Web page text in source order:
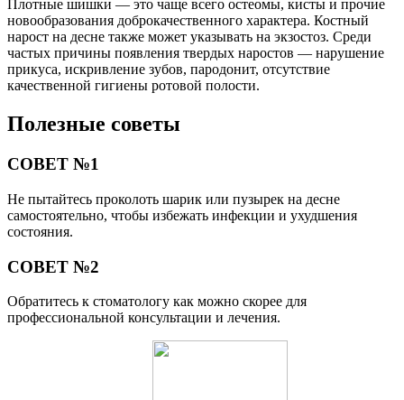
Плотные шишки — это чаще всего остеомы, кисты и прочие
новообразования доброкачественного характера. Костный
нарост на десне также может указывать на экзостоз. Среди
частых причины появления твердых наростов — нарушение
прикуса, искривление зубов, пародонит, отсутствие
качественной гигиены ротовой полости.
Полезные советы
СОВЕТ №1
Не пытайтесь проколоть шарик или пузырек на десне
самостоятельно, чтобы избежать инфекции и ухудшения
состояния.
СОВЕТ №2
Обратитесь к стоматологу как можно скорее для
профессиональной консультации и лечения.